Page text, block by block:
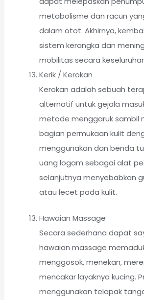
metabolisme dan racun
dalam otot. Akhirnya,
sistem kerangka dan
mobilitas secara
Kerik / Kerokan
Kerokan adalah sebuah
alternatif untuk gejala
metode menggaruk sambil
bagian permukaan kulit
menggunakan dan benda
uang logam sebagai alat
selanjutnya menyebabkan
atau lecet pada kulit.
Hawaian Massage
Secara sederhana dapat
hawaian massage
menggosok, menekan,
mencakar layaknya kucing.
menggunakan telapak